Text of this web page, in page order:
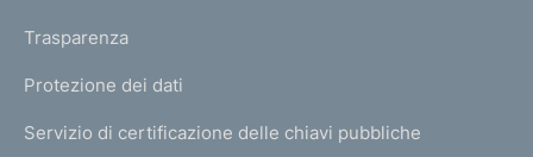
Trasparenza
Protezione dei dati
Servizio di certificazione delle chiavi pubbliche